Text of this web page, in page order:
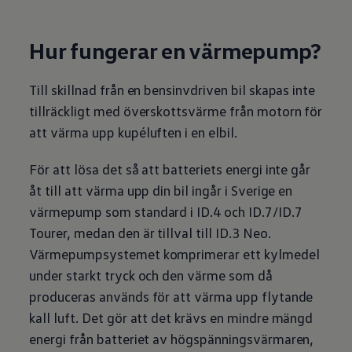
Förarassistans
Farthållare & ACC
Körprofil
Park Assist & parkeringssensorer
Sign Assist
Trailer Assist
IQ.Drive
Ordlista
Digitala extrafunktioner
Hitta tjänster för din modell
Volkswagen-appar, inloggning och shoppen
Koppla ihop mobilen och bilen
Uppdateringar för programvara, kartor och
We Charge
Elbilar
Våra elbilar
ID. Polo
ID.3
ID.4
Hur fungerar en värmepump?
Till skillnad från en bensinvdriven bil skapas inte
tillräckligt med överskottsvärme från motorn för
att värma upp kupéluften i en elbil.
För att lösa det så att batteriets energi inte går
åt till att värma upp din bil ingår i Sverige en
värmepump som standard i ID.4 och ID.7/ID.7
Tourer, medan den är tillval till ID.3 Neo.
Värmepumpsystemet komprimerar ett kylmedel
under starkt tryck och den värme som då
produceras används för att värma upp flytande
kall luft. Det gör att det krävs en mindre mängd
energi från batteriet av högspänningsvärmaren,